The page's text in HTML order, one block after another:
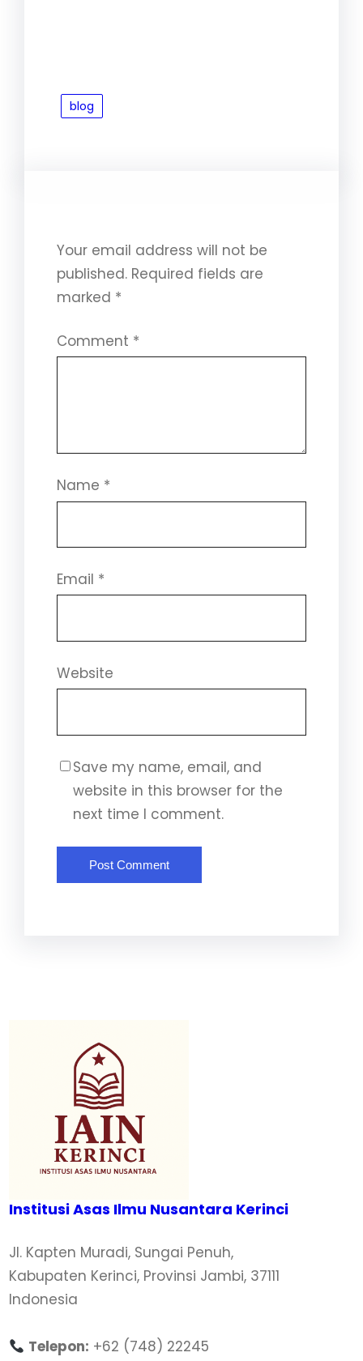
blog
Your email address will not be
published. Required fields are
marked *
Comment *
Name *
Email *
Website
Save my name, email, and
website in this browser for the
next time I comment.
Institusi Asas Ilmu Nusantara Kerinci
Jl. Kapten Muradi, Sungai Penuh,
Kabupaten Kerinci, Provinsi Jambi, 37111
Indonesia
Telepon: +62 (748) 22245